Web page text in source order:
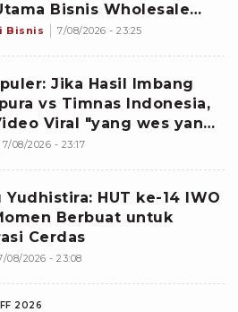
Bisnis Wholesale
Bisnis 7/08/2026 - 23:25
Jika Hasil Imbang
vs Timnas Indonesia,
Viral "yang wes yang",
Dokter dan Nakes
7/08/2026 - 23:17
Yudhistira: HUT ke-14 IWO
Berbuat untuk
Cerdas
08/2026 - 23:08
2026